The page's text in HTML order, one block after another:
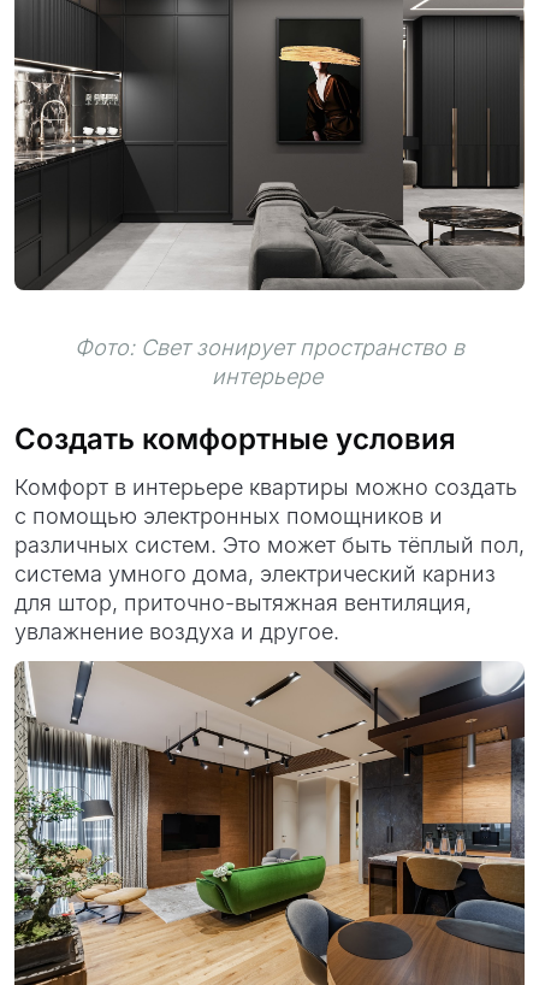
Фото: Свет зонирует пространство в
интерьере
Создать комфортные условия
Комфорт в интерьере квартиры можно создать
с помощью электронных помощников и
различных систем. Это может быть тёплый пол,
система умного дома, электрический карниз
для штор, приточно-вытяжная вентиляция,
увлажнение воздуха и другое.